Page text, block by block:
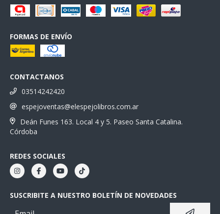
FORMAS DE ENVÍO
CONTACTANOS
03514242420
espejoventas@elespejolibros.com.ar
Deán Funes 163. Local 4 y 5. Paseo Santa Catalina.
Córdoba
REDES SOCIALES
SUSCRIBITE A NUESTRO BOLETÍN DE NOVEDADES